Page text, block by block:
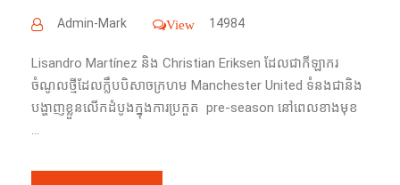
Admin-Mark View 14984
Lisandro Martínez និង Christian Eriksen ដែលជាកីឡាករ
ចំណូលថ្មីដែល​ក្លឹបបិសាចក្រហម Manchester United ទំនងជានិង
បង្ហាញខ្លួនលើកដំបូងក្នុងការប្រកួត pre-season នៅពេលខាងមុខ
...